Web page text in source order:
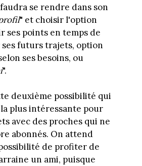
se rendre dans son
" et choisir l'option
ses points en temps de
futurs trajets, option
ses besoins, ou
".
deuxième possibilité qui
plus intéressante pour
avec des proches qui ne
abonnés. On attend
de profiter de
un ami, puisque